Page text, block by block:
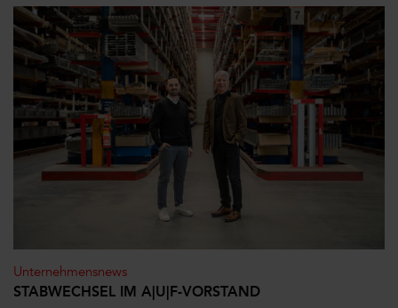
Unternehmensnews
STABWECHSEL IM A|U|F-VORSTAND